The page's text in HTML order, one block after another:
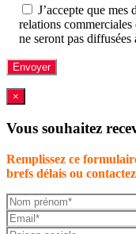
J’accepte que mes
relations
ne seront pas diffusées
×
Vous souhaitez
Remplissez ce
brefs délais ou